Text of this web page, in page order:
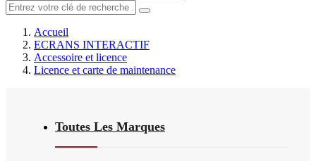
Accueil
ECRANS INTERACTIF
Accessoire et licence
Licence et carte de maintenance
Toutes Les Marques